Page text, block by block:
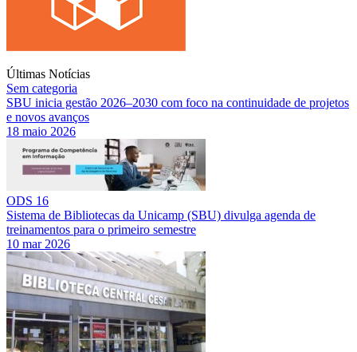
Últimas Notícias
Sem categoria
SBU inicia gestão 2026–2030 com foco na continuidade de projetos
e novos avanços
18 maio 2026
ODS 16
Sistema de Bibliotecas da Unicamp (SBU) divulga agenda de
treinamentos para o primeiro semestre
10 mar 2026